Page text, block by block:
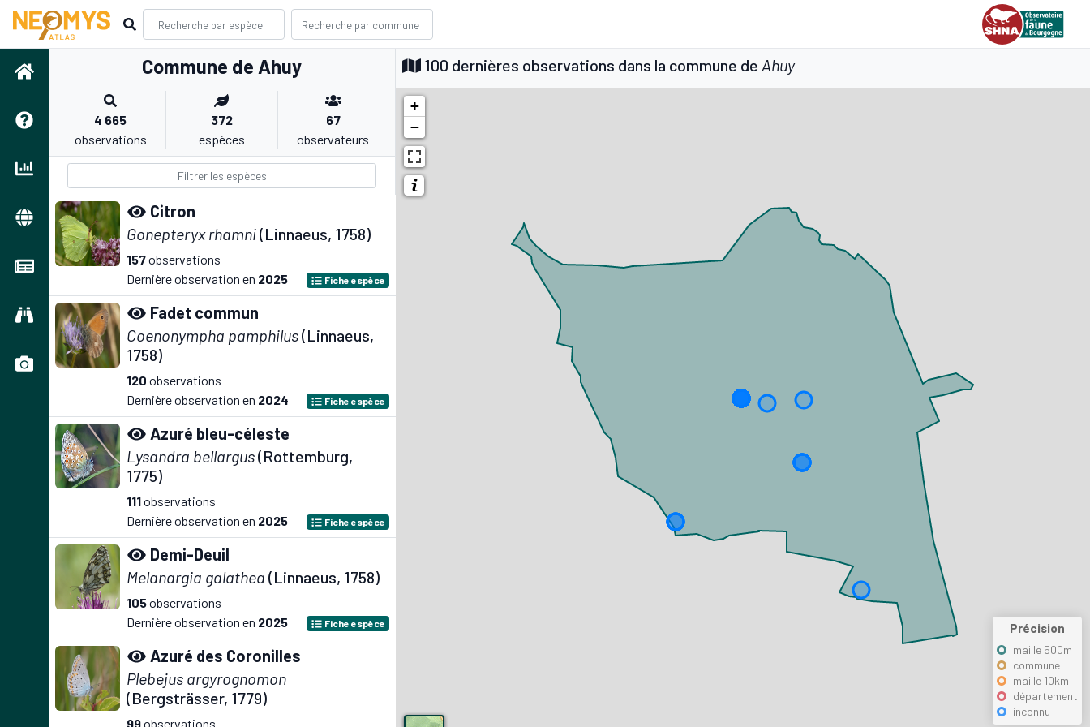
Commune de Ahuy
4 665
observations
372
espèces
67
observateurs
Citron
Gonepteryx rhamni(Linnaeus, 1758)
157observations
Dernière observation en 2025 Fiche espèce
Fadet commun
Coenonympha pamphilus(Linnaeus,
1758)
120 observations
Dernière observation en 2024 Fiche espèce
Azuré bleu-céleste
Lysandra bellargus(Rottemburg,
1775)
111observations
Dernière observation en 2025 Fiche espèce
Demi-Deuil
Melanargia galathea (Linnaeus, 1758)
105observations
Dernière observation en 2025 Fiche espèce
Azuré des Coronilles
Plebejus argyrognomon
(Bergsträsser, 1779)
99observations
100 dernières observations dans la commune de Ahuy
+
−
Précision
maille 500m
commune
maille 10km
département
inconnu